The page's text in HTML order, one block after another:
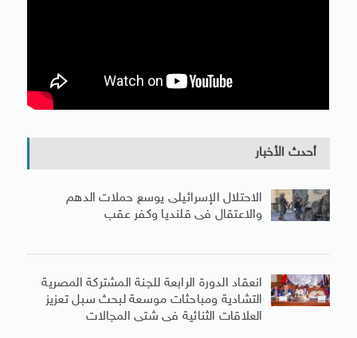
أحدث الأخبار
الاحتلال الإسرائيلى يوسع حملات الدهم
والاعتقال فى قلنديا وكفر عقب
انعقاد الدورة الرابعة للجنة المشتركة المصرية
التشادية ومباحثات موسعة لبحث سبل تعزيز
العلاقات الثنائية فى شتى المجالات